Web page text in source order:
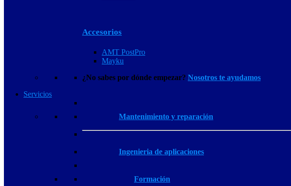
Accesorios
AMT PostPro
Mayku
¿No sabes por dónde empezar? Nosotros te ayudamos
Servicios
Mantenimiento y reparación
Ingenieria de aplicaciones
Formación